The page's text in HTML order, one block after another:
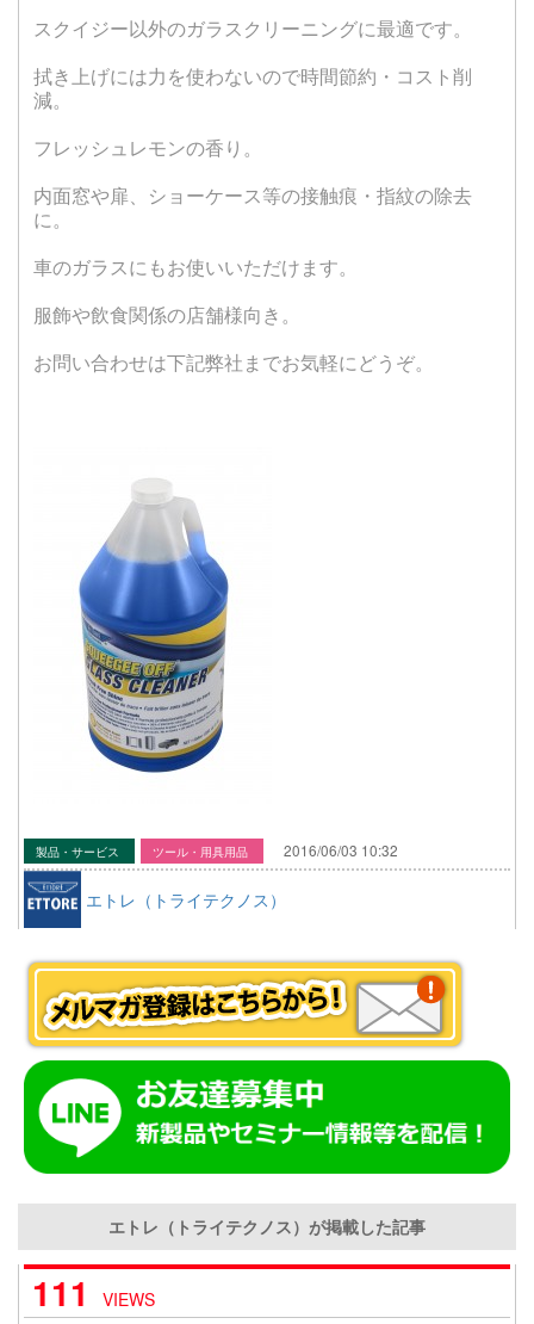
スクイジー以外のガラスクリーニングに最適です。
拭き上げには力を使わないので時間節約・コスト削
減。
フレッシュレモンの香り。
内面窓や扉、ショーケース等の接触痕・指紋の除去
に。
車のガラスにもお使いいただけます。
服飾や飲食関係の店舗様向き。
お問い合わせは下記弊社までお気軽にどうぞ。
製品・サービス ツール・用具用品 2016/06/03 10:32
エトレ（トライテクノス）
エトレ（トライテクノス）が掲載した記事
111
VIEWS